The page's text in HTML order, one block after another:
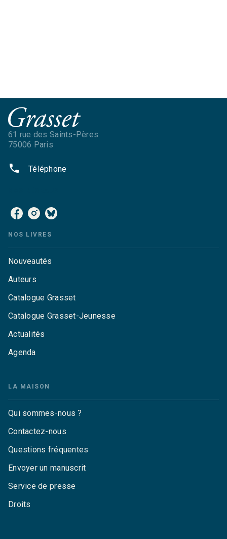
61 rue des Saints-Pères
75006 Paris
phone Téléphone
NOS LIVRES
Nouveautés
Auteurs
Catalogue Grasset
Catalogue Grasset-Jeunesse
Actualités
Agenda
LA MAISON
Qui sommes-nous ?
Contactez-nous
Questions fréquentes
Envoyer un manuscrit
Service de presse
Droits